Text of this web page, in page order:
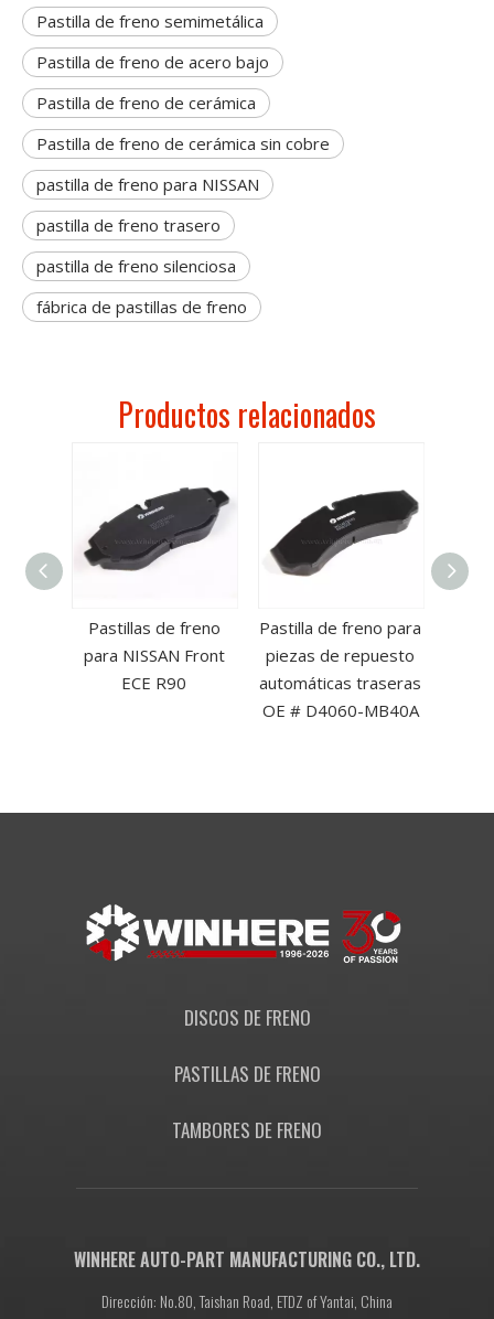
Pastilla de freno semimetálica
Pastilla de freno de acero bajo
Pastilla de freno de cerámica
Pastilla de freno de cerámica sin cobre
pastilla de freno para NISSAN
pastilla de freno trasero
pastilla de freno silenciosa
fábrica de pastillas de freno
Productos relacionados
Pastillas de freno
para NISSAN Front
ECE R90
Pastilla de freno para
piezas de repuesto
automáticas traseras
OE # D4060-MB40A
DISCOS DE FRENO
PASTILLAS DE FRENO
TAMBORES DE FRENO
WINHERE AUTO-PART MANUFACTURING CO., LTD.
Dirección: No.80, Taishan Road, ETDZ of Yantai, China